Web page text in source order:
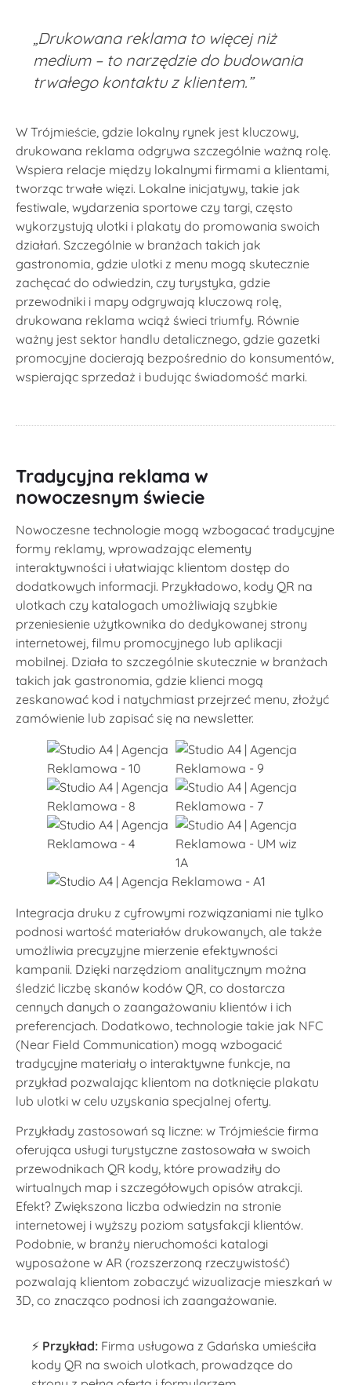
„Drukowana reklama to więcej niż
medium – to narzędzie do budowania
trwałego kontaktu z klientem.”
W Trójmieście, gdzie lokalny rynek jest kluczowy,
drukowana reklama odgrywa szczególnie ważną rolę.
Wspiera relacje między lokalnymi firmami a klientami,
tworząc trwałe więzi. Lokalne inicjatywy, takie jak
festiwale, wydarzenia sportowe czy targi, często
wykorzystują ulotki i plakaty do promowania swoich
działań. Szczególnie w branżach takich jak
gastronomia, gdzie ulotki z menu mogą skutecznie
zachęcać do odwiedzin, czy turystyka, gdzie
przewodniki i mapy odgrywają kluczową rolę,
drukowana reklama wciąż świeci triumfy. Równie
ważny jest sektor handlu detalicznego, gdzie gazetki
promocyjne docierają bezpośrednio do konsumentów,
wspierając sprzedaż i budując świadomość marki.
Tradycyjna reklama w
nowoczesnym świecie
Nowoczesne technologie mogą wzbogacać tradycyjne
formy reklamy, wprowadzając elementy
interaktywności i ułatwiając klientom dostęp do
dodatkowych informacji. Przykładowo, kody QR na
ulotkach czy katalogach umożliwiają szybkie
przeniesienie użytkownika do dedykowanej strony
internetowej, filmu promocyjnego lub aplikacji
mobilnej. Działa to szczególnie skutecznie w branżach
takich jak gastronomia, gdzie klienci mogą
zeskanować kod i natychmiast przejrzeć menu, złożyć
zamówienie lub zapisać się na newsletter.
Integracja druku z cyfrowymi rozwiązaniami nie tylko
podnosi wartość materiałów drukowanych, ale także
umożliwia precyzyjne mierzenie efektywności
kampanii. Dzięki narzędziom analitycznym można
śledzić liczbę skanów kodów QR, co dostarcza
cennych danych o zaangażowaniu klientów i ich
preferencjach. Dodatkowo, technologie takie jak NFC
(Near Field Communication) mogą wzbogacić
tradycyjne materiały o interaktywne funkcje, na
przykład pozwalając klientom na dotknięcie plakatu
lub ulotki w celu uzyskania specjalnej oferty.
Przykłady zastosowań są liczne: w Trójmieście firma
oferująca usługi turystyczne zastosowała w swoich
przewodnikach QR kody, które prowadziły do
wirtualnych map i szczegółowych opisów atrakcji.
Efekt? Zwiększona liczba odwiedzin na stronie
internetowej i wyższy poziom satysfakcji klientów.
Podobnie, w branży nieruchomości katalogi
wyposażone w AR (rozszerzoną rzeczywistość)
pozwalają klientom zobaczyć wizualizacje mieszkań w
3D, co znacząco podnosi ich zaangażowanie.
⚡️ Przykład: Firma usługowa z Gdańska umieściła
kody QR na swoich ulotkach, prowadzące do